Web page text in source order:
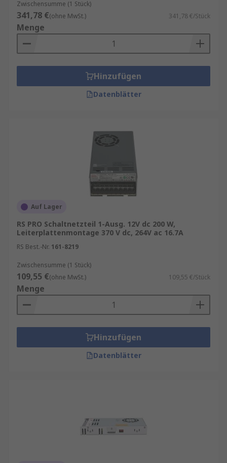
Zwischensumme (1 Stück)
341,78 €(ohne MwSt.) 341,78 €/Stück
Menge
Hinzufügen
Datenblätter
Auf Lager
RS PRO Schaltnetzteil 1-Ausg. 12V dc 200 W,
Leiterplattenmontage 370 V dc, 264V ac 16.7A
RS Best.-Nr. 161-8219
Zwischensumme (1 Stück)
109,55 €(ohne MwSt.) 109,55 €/Stück
Menge
Hinzufügen
Datenblätter